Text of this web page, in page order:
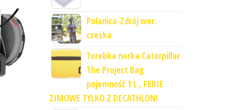
Polanica-Zdrój wer.
czeska
Torebka nerka Caterpillar
The Project Bag
pojemność 1 L , FERIE
ZIMOWE TYLKO Z DECATHLON!